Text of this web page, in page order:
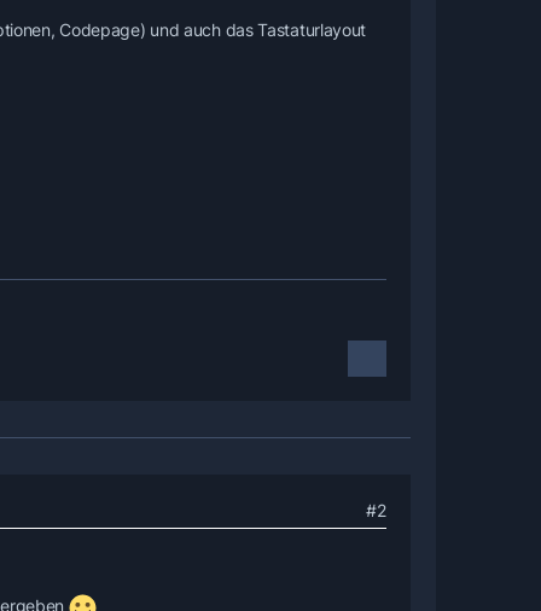
Codepage) und auch das Tastaturlayout
#2